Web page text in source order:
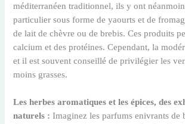
méditerranéen traditionnel, ils y ont
particulier sous forme de yaourts et de
de lait de chèvre ou de brebis. Ces produits
calcium et des protéines. Cependant, la
et il est souvent conseillé de privilégier les
moins grasses.
Les herbes aromatiques et les épices, des
naturels : Imaginez les parfums enivrants de